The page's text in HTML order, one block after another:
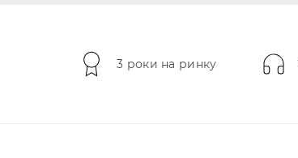
3 роки на ринку